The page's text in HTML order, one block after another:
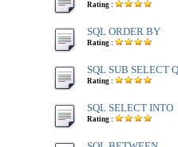
Rating :
SQL ORDER BY
Rating :
SQL SUB SELECT
Rating :
SQL SELECT INTO
Rating :